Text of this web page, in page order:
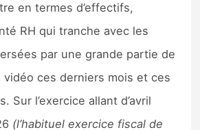
jeux Switch 2
en termes d’effectifs,
RH qui tranche avec les
par une grande partie de
vidéo ces derniers mois et ces
Sur l’exercice allant d’avril
(l’habituel exercice fiscal de